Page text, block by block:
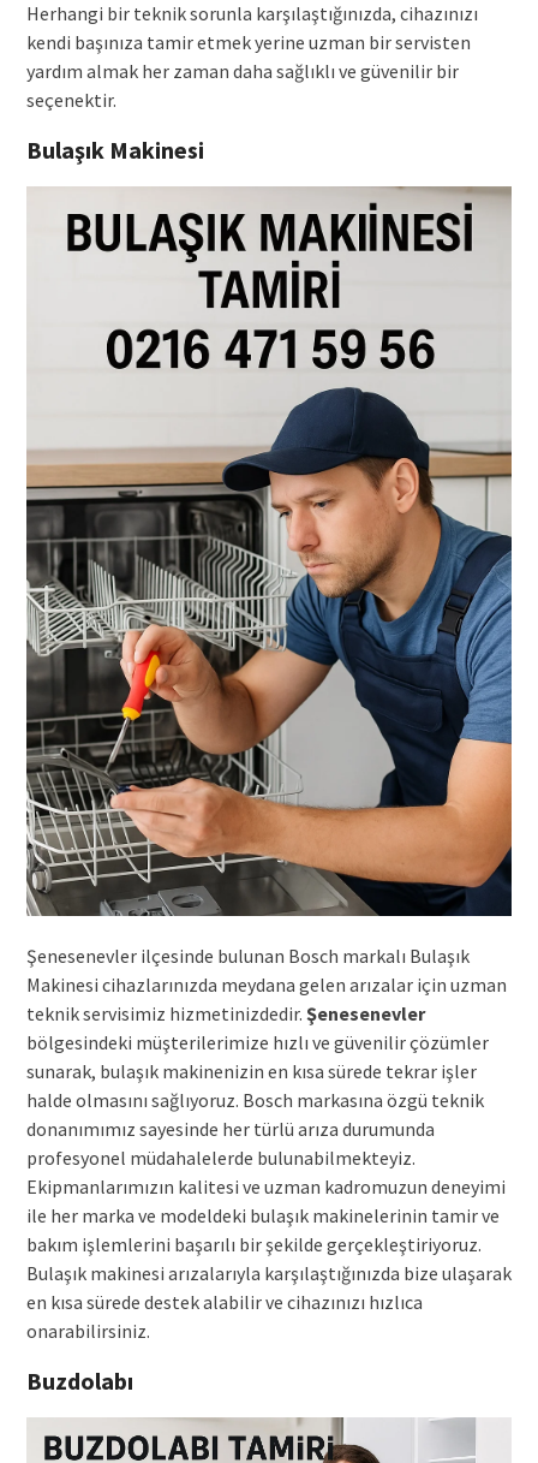
Herhangi bir teknik sorunla karşılaştığınızda, cihazınızı
kendi başınıza tamir etmek yerine uzman bir servisten
yardım almak her zaman daha sağlıklı ve güvenilir bir
seçenektir.
Bulaşık Makinesi
Şenesenevler ilçesinde bulunan Bosch markalı Bulaşık
Makinesi cihazlarınızda meydana gelen arızalar için uzman
teknik servisimiz hizmetinizdedir. Şenesenevler
bölgesindeki müşterilerimize hızlı ve güvenilir çözümler
sunarak, bulaşık makinenizin en kısa sürede tekrar işler
halde olmasını sağlıyoruz. Bosch markasına özgü teknik
donanımımız sayesinde her türlü arıza durumunda
profesyonel müdahalelerde bulunabilmekteyiz.
Ekipmanlarımızın kalitesi ve uzman kadromuzun deneyimi
ile her marka ve modeldeki bulaşık makinelerinin tamir ve
bakım işlemlerini başarılı bir şekilde gerçekleştiriyoruz.
Bulaşık makinesi arızalarıyla karşılaştığınızda bize ulaşarak
en kısa sürede destek alabilir ve cihazınızı hızlıca
onarabilirsiniz.
Buzdolabı